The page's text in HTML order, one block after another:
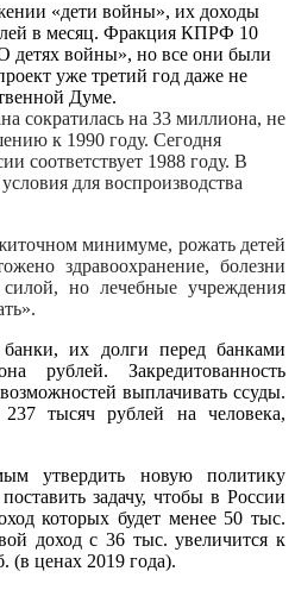
«дети войны», их доходы
в месяц. Фракция КПРФ 10
детях войны», но все они были
уже третий год даже не
Думе.
сократилась на 33 миллиона, не
к 1990 году. Сегодня
соответствует 1988 году. В
для воспроизводства
минимуме, рожать детей
здравоохранение, болезни
но лечебные учреждения
их долги перед банками
рублей. Закредитованность
выплачивать ссуды.
237 тысяч рублей на человека,
утвердить новую политику
задачу, чтобы в России
которых будет менее 50 тыс.
доход с 36 тыс. увеличится к
(в ценах 2019 года).